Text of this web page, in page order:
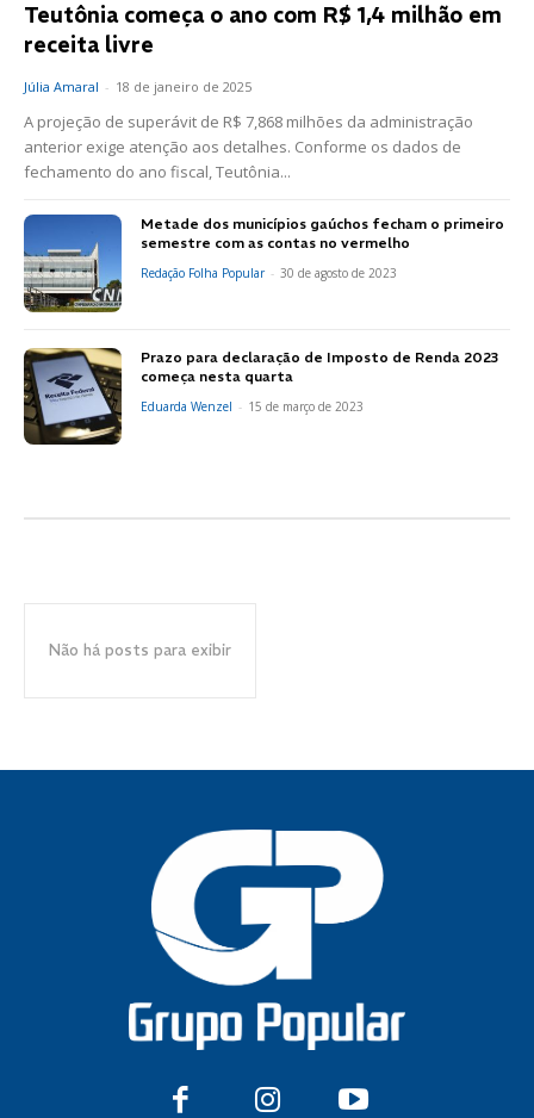
Teutônia começa o ano com R$ 1,4 milhão em
receita livre
Júlia Amaral - 18 de janeiro de 2025
A projeção de superávit de R$ 7,868 milhões da administração
anterior exige atenção aos detalhes. Conforme os dados de
fechamento do ano fiscal, Teutônia...
Metade dos municípios gaúchos fecham o primeiro
semestre com as contas no vermelho
Redação Folha Popular - 30 de agosto de 2023
Prazo para declaração de Imposto de Renda 2023
começa nesta quarta
Eduarda Wenzel - 15 de março de 2023
Não há posts para exibir